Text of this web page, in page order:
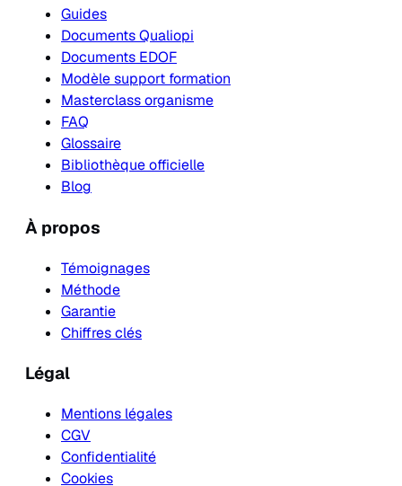
Guides
Documents Qualiopi
Documents EDOF
Modèle support formation
Masterclass organisme
FAQ
Glossaire
Bibliothèque officielle
Blog
À propos
Témoignages
Méthode
Garantie
Chiffres clés
Légal
Mentions légales
CGV
Confidentialité
Cookies